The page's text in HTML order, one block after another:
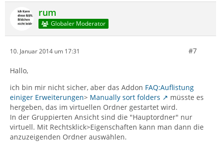
rum
Globaler Moderator
10. Januar 2014 um 17:31 #7
Hallo,
ich bin mir nicht sicher, aber das Addon FAQ:Auflistung
einiger Erweiterungen> Manually sort folders
müsste es
hergeben, das im virtuellen Ordner gestartet wird.
In der Gruppierten Ansicht sind die "Hauptordner" nur
virtuell. Mit Rechtsklick>Eigenschaften kann man dann die
anzuzeigenden Ordner auswählen.